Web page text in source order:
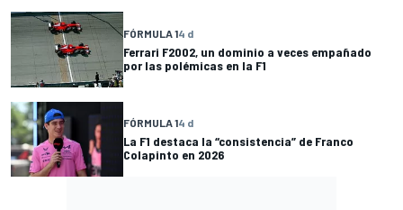
FÓRMULA 14 d
Ferrari F2002, un dominio a veces empañado
por las polémicas en la F1
FÓRMULA 14 d
La F1 destaca la “consistencia” de Franco
Colapinto en 2026